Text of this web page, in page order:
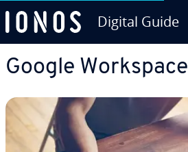
Digital Guide
Google Workspace